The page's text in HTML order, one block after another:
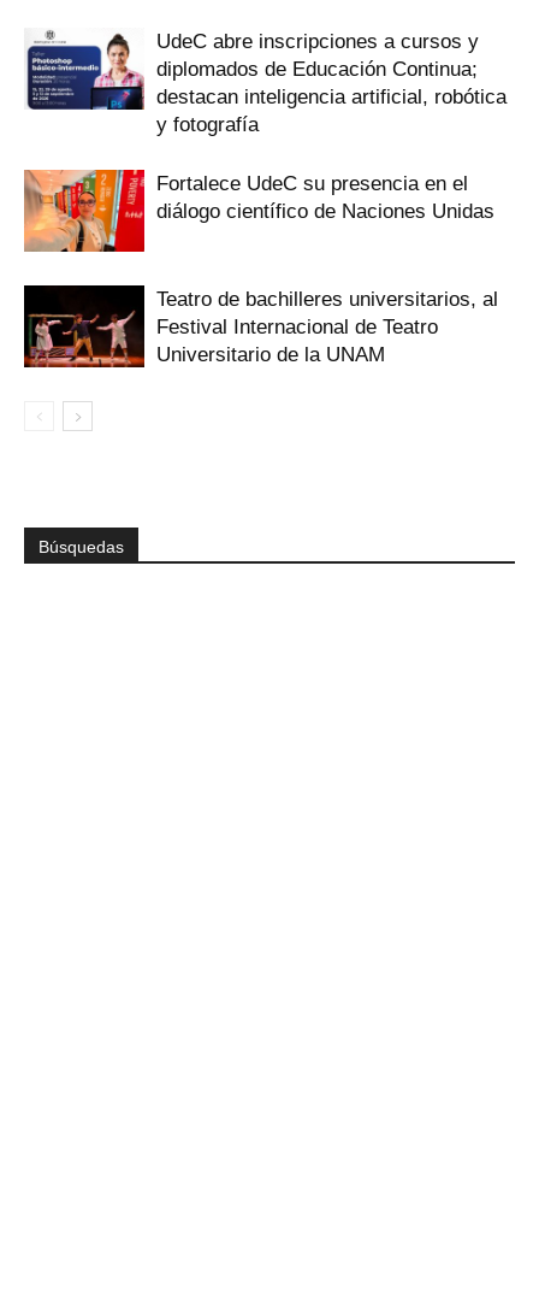
UdeC abre inscripciones a cursos y
diplomados de Educación Continua;
destacan inteligencia artificial, robótica
y fotografía
Fortalece UdeC su presencia en el
diálogo científico de Naciones Unidas
Teatro de bachilleres universitarios, al
Festival Internacional de Teatro
Universitario de la UNAM
Búsquedas